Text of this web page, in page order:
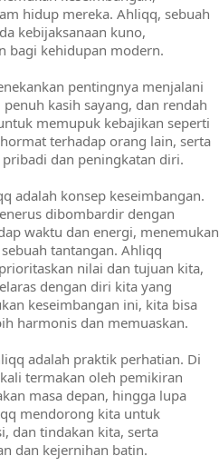
hidup mereka. Ahliqq, sebuah
kebijaksanaan kuno,
bagi kehidupan modern.
pentingnya menjalani
kasih sayang, dan rendah
memupuk kebajikan seperti
terhadap orang lain, serta
dan peningkatan diri.
adalah konsep keseimbangan.
dibombardir dengan
waktu dan energi, menemukan
tantangan. Ahliqq
nilai dan tujuan kita,
dengan diri kita yang
keseimbangan ini, kita bisa
harmonis dan memuaskan.
adalah praktik perhatian. Di
termakan oleh pemikiran
masa depan, hingga lupa
mendorong kita untuk
dan tindakan kita, serta
dan kejernihan batin.